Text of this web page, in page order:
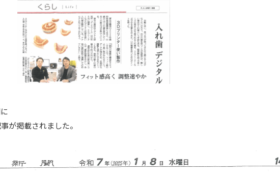
が掲載されました。